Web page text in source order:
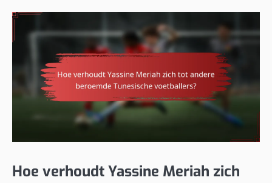
Hoe verhoudt Yassine Meriah zich